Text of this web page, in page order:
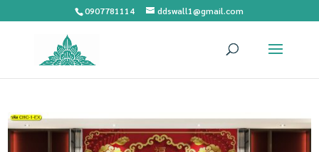
0907781114 ddswall1@gmail.com